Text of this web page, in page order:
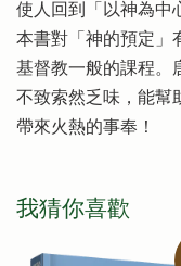
使人回到「以神為中
本書對「神的預定」
基督教一般的課程。
不致索然乏味，能幫
帶來火熱的事奉！
我猜你喜歡